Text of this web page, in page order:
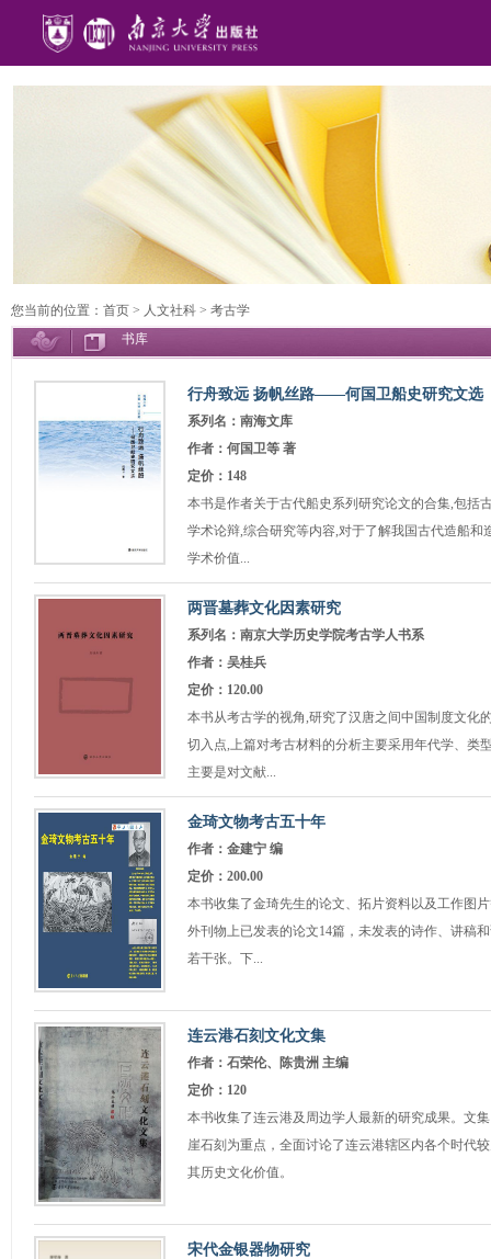
您当前的位置： 首页 > 人文社科 > 考古学
书库
行舟致远 扬帆丝路——何国卫船史研究文选
系列名：南海文库
作者：何国卫等 著
定价：148
本书是作者关于古代船史系列研究论文的合集,包括
学术论辩,综合研究等内容,对于了解我国古代造船和
学术价值...
两晋墓葬文化因素研究
系列名：南京大学历史学院考古学人书系
作者：吴桂兵
定价：120.00
本书从考古学的视角,研究了汉唐之间中国制度文化
切入点,上篇对考古材料的分析主要采用年代学、类
主要是对文献...
金琦文物考古五十年
作者：金建宁 编
定价：200.00
本书收集了金琦先生的论文、拓片资料以及工作图
外刊物上已发表的论文14篇，未发表的诗作、讲稿
若干张。下...
连云港石刻文化文集
作者：石荣伦、陈贵洲 主编
定价：120
本书收集了连云港及周边学人最新的研究成果。文
崖石刻为重点，全面讨论了连云港辖区内各个时代
其历史文化价值。
宋代金银器物研究